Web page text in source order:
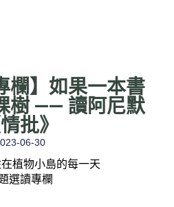
欄】如果一本書
樹 —— 讀阿尼默
情批》
06-30
植物小島的每一天
選讀專欄